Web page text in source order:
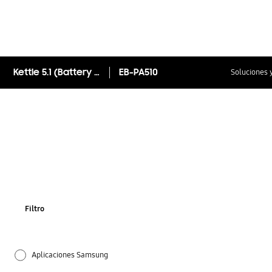
Kettle 5.1 (Battery pack) EB-PA510 Soluciones
Filtro
Aplicaciones Samsung